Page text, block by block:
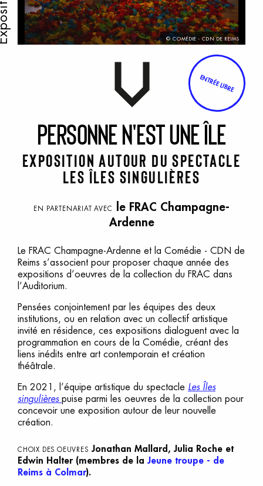
© COMÉDIE - CDN DE REIMS
ENTRÉE LIBRE
Personnen'estuneÎle
Exposition autour du spectacle
Les Îles singulières
EN PARTENARIAT AVEC
le FRAC Champagne-
Ardenne
Le FRAC Champagne-Ardenne et la Comédie - CDN de
Reims s’associent pour proposer chaque année des
expositions d’oeuvres de la collection du FRAC dans
l’Auditorium.
Pensées conjointement par les équipes des deux
institutions, ou en relation avec un collectif artistique
invité en résidence, ces expositions dialoguent avec la
programmation en cours de la Comédie, créant des
liens inédits entre art contemporain et création
théâtrale.
En 2021, l’équipe artistique du spectacle Les Îles
singulières puise parmi les oeuvres de la collection pour
concevoir une exposition autour de leur nouvelle
création.
CHOIX DES OEUVRES Jonathan Mallard, Julia Roche et
Edwin Halter(membres de laJeune troupe - de
Reims à Colmar).